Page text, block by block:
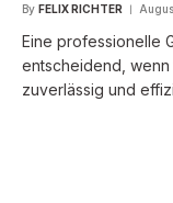
By FELIX RICHTER
Eine professionelle
entscheidend,
zuverlässig und